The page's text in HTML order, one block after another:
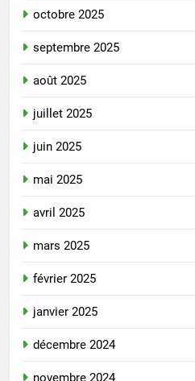
octobre 2025
septembre 2025
août 2025
juillet 2025
juin 2025
mai 2025
avril 2025
mars 2025
février 2025
janvier 2025
décembre 2024
novembre 2024